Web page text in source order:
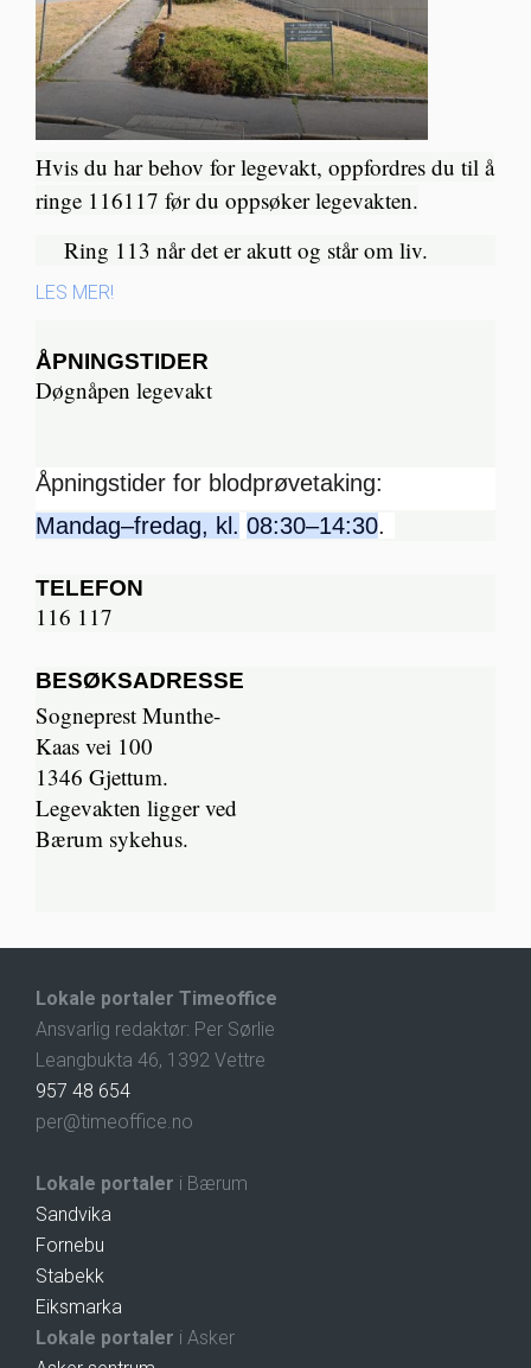
Hvis du har behov for legevakt, oppfordres du til å
ringe 116117 før du oppsøker legevakten.
Ring 113 når det er akutt og står om liv.​
LES MER!
ÅPNINGSTIDER
Døgnåpen legevakt
Åpningstider for blodprøvetaking:
Mandag–fredag, kl. 08:30–14:30.
TELEFON
116 117
BESØKSADRESSE
Sogneprest Munthe-
Kaas vei 100
1346 Gjettum.
Legevakten ligger ved
Bærum sykehus.
Lokale portaler Timeoffice
Ansvarlig redaktør: Per Sørlie
Leangbukta 46, 1392 Vettre
957 48 654
per@timeoffice.no
Lokale portaler i Bærum
Sandvika
Fornebu
Stabekk
Eiksmarka
Lokale portaler i Asker